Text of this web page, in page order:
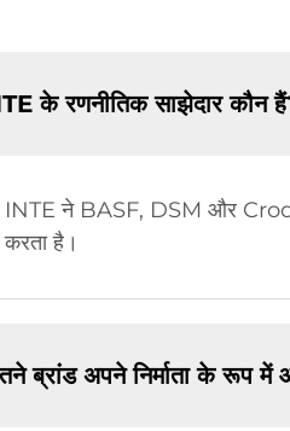
के रणनीतिक साझेदार कौन
INTE ने BASF, DSM और Croda
करता है।
ब्रांड अपने निर्माता के रूप में